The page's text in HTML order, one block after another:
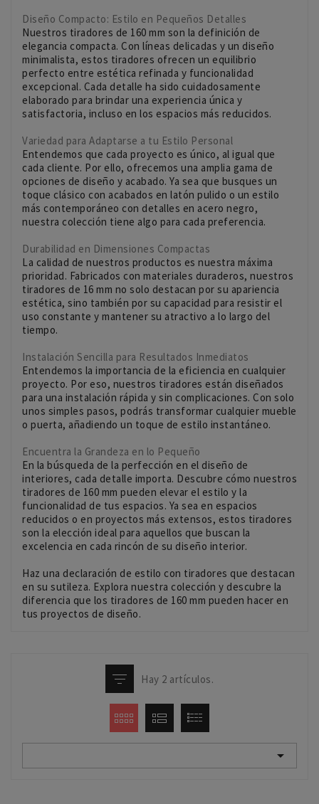
Diseño Compacto: Estilo en Pequeños Detalles
Nuestros tiradores de 160 mm son la definición de
elegancia compacta. Con líneas delicadas y un diseño
minimalista, estos tiradores ofrecen un equilibrio
perfecto entre estética refinada y funcionalidad
excepcional. Cada detalle ha sido cuidadosamente
elaborado para brindar una experiencia única y
satisfactoria, incluso en los espacios más reducidos.
Variedad para Adaptarse a tu Estilo Personal
Entendemos que cada proyecto es único, al igual que
cada cliente. Por ello, ofrecemos una amplia gama de
opciones de diseño y acabado. Ya sea que busques un
toque clásico con acabados en latón pulido o un estilo
más contemporáneo con detalles en acero negro,
nuestra colección tiene algo para cada preferencia.
Durabilidad en Dimensiones Compactas
La calidad de nuestros productos es nuestra máxima
prioridad. Fabricados con materiales duraderos, nuestros
tiradores de 16 mm no solo destacan por su apariencia
estética, sino también por su capacidad para resistir el
uso constante y mantener su atractivo a lo largo del
tiempo.
Instalación Sencilla para Resultados Inmediatos
Entendemos la importancia de la eficiencia en cualquier
proyecto. Por eso, nuestros tiradores están diseñados
para una instalación rápida y sin complicaciones. Con solo
unos simples pasos, podrás transformar cualquier mueble
o puerta, añadiendo un toque de estilo instantáneo.
Encuentra la Grandeza en lo Pequeño
En la búsqueda de la perfección en el diseño de
interiores, cada detalle importa. Descubre cómo nuestros
tiradores de 160 mm pueden elevar el estilo y la
funcionalidad de tus espacios. Ya sea en espacios
reducidos o en proyectos más extensos, estos tiradores
son la elección ideal para aquellos que buscan la
excelencia en cada rincón de su diseño interior.
Haz una declaración de estilo con tiradores que destacan
en su sutileza. Explora nuestra colección y descubre la
diferencia que los tiradores de 160 mm pueden hacer en
tus proyectos de diseño.
Hay 2 artículos.
